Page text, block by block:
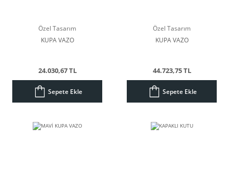
Özel Tasarım
KUPA VAZO
24.030,67 TL
Sepete Ekle
Özel Tasarım
KUPA VAZO
44.723,75 TL
Sepete Ekle